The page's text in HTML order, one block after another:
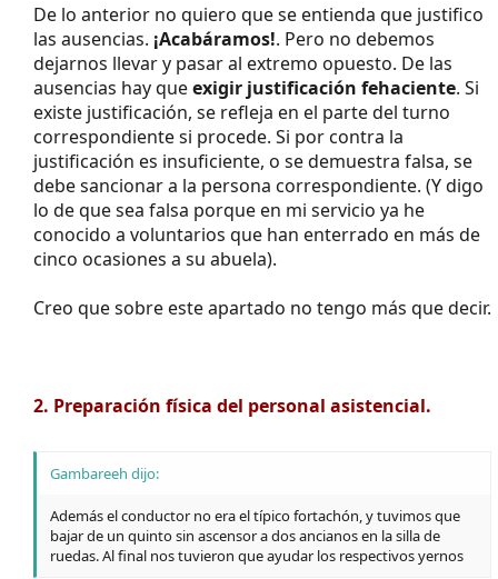
De lo anterior no quiero que se entienda que justifico
las ausencias. ¡Acabáramos!. Pero no debemos
dejarnos llevar y pasar al extremo opuesto. De las
ausencias hay queexigir justificación fehaciente. Si
existe justificación, se refleja en el parte del turno
correspondiente si procede. Si por contra la
justificación es insuficiente, o se demuestra falsa, se
debe sancionar a la persona correspondiente. (Y digo
lo de que sea falsa porque en mi servicio ya he
conocido a voluntarios que han enterrado en más de
cinco ocasiones a su abuela).
Creo que sobre este apartado no tengo más que decir.
2. Preparación física del personal asistencial.
Gambareeh dijo:
Además el conductor no era el típico fortachón, y tuvimos que
bajar de un quinto sin ascensor a dos ancianos en la silla de
ruedas. Al final nos tuvieron que ayudar los respectivos yernos